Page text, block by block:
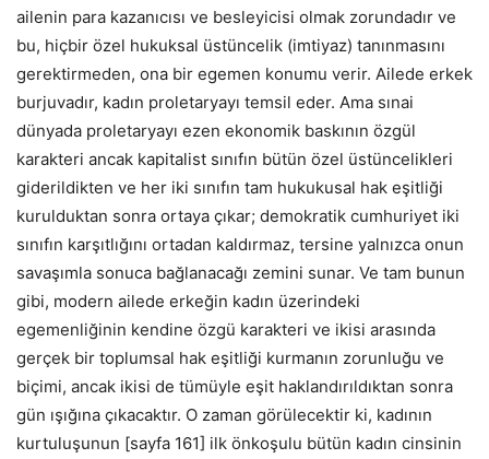
ailenin para kazanıcısı ve besleyicisi olmak zorundadır ve
bu, hiçbir özel hukuksal üstüncelik (imtiyaz) tanınmasını
gerektirmeden, ona bir egemen konumu verir. Ailede erkek
burjuvadır, kadın proletaryayı temsil eder. Ama sınai
dünyada proletaryayı ezen ekonomik baskının özgül
karakteri ancak kapitalist sınıfın bütün özel üstüncelikleri
giderildikten ve her iki sınıfın tam hukukusal hak eşitliği
kurulduktan sonra ortaya çıkar; demokratik cumhuriyet iki
sınıfın karşıtlığını ortadan kaldırmaz, tersine yalnızca onun
savaşımla sonuca bağlanacağı zemini sunar. Ve tam bunun
gibi, modern ailede erkeğin kadın üzerindeki
egemenliğinin kendine özgü karakteri ve ikisi arasında
gerçek bir toplumsal hak eşitliği kurmanın zorunluğu ve
biçimi, ancak ikisi de tümüyle eşit haklandırıldıktan sonra
gün ışığına çıkacaktır. O zaman görülecektir ki, kadının
kurtuluşunun [sayfa 161] ilk önkoşulu bütün kadın cinsinin